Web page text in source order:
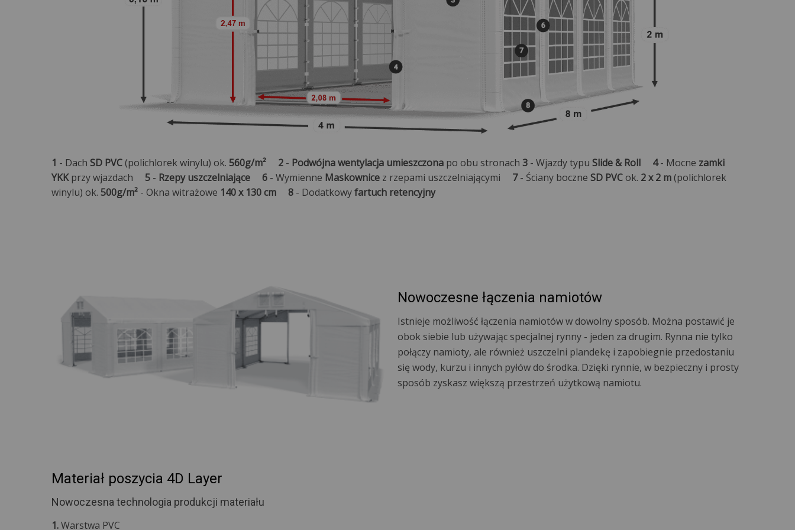
1 - Dach SD PVC(polichlorek winylu) ok. 560g/m² 2 - Podwójna wentylacja umieszczona po obu stronach 3 - Wjazdy typu Slide & Roll 4- Mocne zamki
YKKprzy wjazdach 5 - Rzepy uszczelniające 6 - Wymienne Maskownice z rzepami uszczelniającymi 7- Ściany boczne SD PVCok. 2 x 2 m(polichlorek
winylu) ok. 500g/m² - Okna witrażowe 140 x 130 cm 8 - Dodatkowyfartuch retencyjny
Nowoczesne łączenia namiotów
Istnieje możliwość łączenia namiotów w dowolny sposób. Można postawić je
obok siebie lub używając specjalnej rynny - jeden za drugim. Rynna nie tylko
połączy namioty, ale również uszczelni plandekę i zapobiegnie przedostaniu
się wody, kurzu i innych pyłów do środka. Dzięki rynnie, w bezpieczny i prosty
sposób zyskasz większą przestrzeń użytkową namiotu.
Materiał poszycia 4D Layer
Nowoczesna technologia produkcji materiału
1.Warstwa PVC